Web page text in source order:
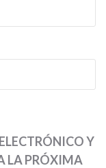
Y
LA PRÓXIMA